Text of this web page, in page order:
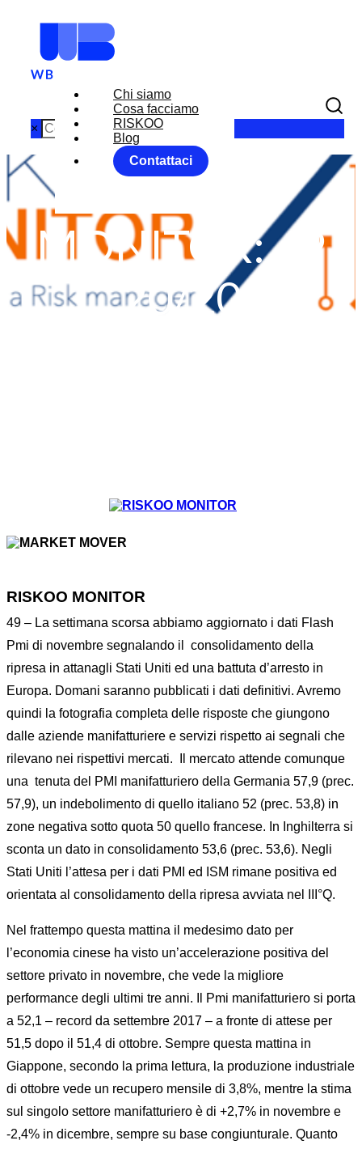
Chi siamo
Cosa facciamo
RISKOO
Blog
Contattaci
×
RISKOO
MONITOR: 49
20/20
RISKOO MONITOR
49 – La settimana scorsa abbiamo aggiornato i dati Flash
Pmi di novembre segnalando il
consolidamento della
ripresa in attanagli Stati Uniti ed una battuta d’arresto in
Europa. Domani saranno pubblicati i dati definitivi. Avremo
quindi la fotografia completa delle risposte che giungono
dalle aziende manifatturiere e servizi rispetto ai segnali che
rilevano nei rispettivi mercati.
Il mercato attende comunque
una tenuta del PMI manifatturiero della Germania 57,9 (prec.
57,9), un indebolimento di quello italiano 52 (prec. 53,8) in
zone negativa sotto quota 50 quello francese. In Inghilterra si
sconta un dato in consolidamento 53,6 (prec. 53,6). Negli
Stati Uniti l’attesa per i dati PMI ed ISM rimane positiva ed
orientata al consolidamento della ripresa avviata nel III°Q.
Nel frattempo questa mattina il medesimo dato per
l’economia cinese ha visto un’accelerazione positiva del
settore privato in novembre, che vede la migliore
performance degli ultimi tre anni. Il Pmi manifatturiero si porta
a 52,1 – record da settembre 2017 – a fronte di attese per
51,5 dopo il 51,4 di ottobre. Sempre questa mattina in
Giappone, secondo la prima lettura, la produzione industriale
di ottobre vede un recupero mensile di 3,8%, mentre la stima
sul singolo settore manifatturiero è di +2,7% in novembre e
-2,4% in dicembre, sempre su base congiunturale. Quanto